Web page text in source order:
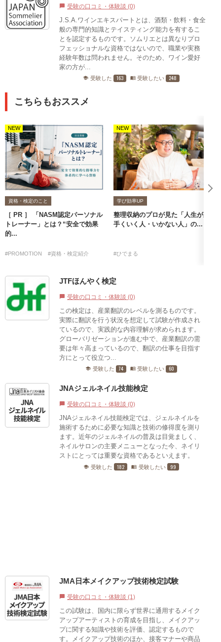
chat_bubble 受験の口コミ・体験談 (0)
J.S.A.ワインエキスパートとは、酒類・飲料・食全
般の専門的知識とテイスティング能力を有するこ
とを認定するものです。ソムリエとは異なりプロ
フェッショナルな資格ではないので、職業や実務
経験年数は問われません。そのため、ワイン愛好
家の方が...
school 受験した 163 menu_book 受験したい 248
こちらもおススメ
NEW
資格・検定のこと
［ PR ］ 「NASM認定パーソナル
トレーナー」とは？“安全で効果
的...
#PROMOTION #資格・検定紹介
NEW
学び効率UP
整理収納のプロが見た「人生が上
手くいく人・いかない人」の...
#ひでまる
JTFほんやく検定
chat_bubble 受験の口コミ・体験談 (0)
この検定は、産業翻訳のレベルを測るものです。
実際に翻訳を行う状況を想定して試験が作成され
ているので、実践的な内容理解が求められます。
グローバリゼーションが進む中で、産業翻訳の需
要は年々高まっているので、翻訳の仕事を目指す
方にとって役立つ...
school 受験した 74 menu_book 受験したい 60
JNAジェルネイル技能検定
chat_bubble 受験の口コミ・体験談 (0)
JNAジェルネイル技能検定では、ジェルネイルを
施術するために必要な知識と技術の修得度を測り
ます。近年のジェルネイルの普及は目覚ましく、
ネイルサロンの主要メニューとなった今、ネイリ
ストにとっては重要な資格であるといえます。
school 受験した 182 menu_book 受験したい 99
JMA日本メイクアップ技術検定試験
chat_bubble 受験の口コミ・体験談 (1)
この試験は、国内に限らず世界に通用するメイク
アップアーティストの育成を目指し、メイクアッ
プに関する知識や技術を評価、認定するもので
す。メイクアップ技術のほか、接客マナーや商品